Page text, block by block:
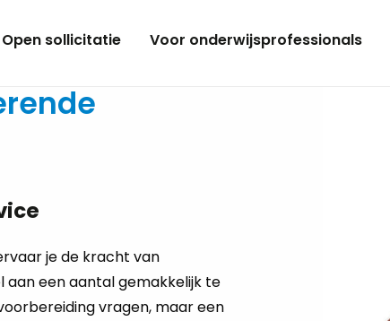
Open sollicitatie Voor onderwijsprofessionals
je de kracht van
een aantal gemakkelijk te
vragen, maar een